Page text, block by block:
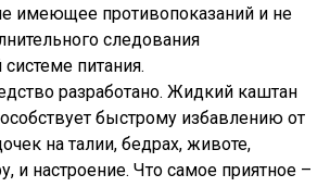
имеющее противопоказаний и не
следования
питания.
разработано. Жидкий каштан
быстрому избавлению от
на талии, бедрах, животе,
и настроение. Что самое приятное –